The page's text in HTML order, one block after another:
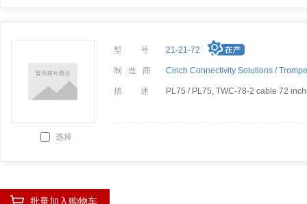
选择
型 号 21-21-72
制 造 商 Cinch Connectivity Solutions /
描 述 PL75 / PL75, TWC-78-2 cable 72
批量加入购物车